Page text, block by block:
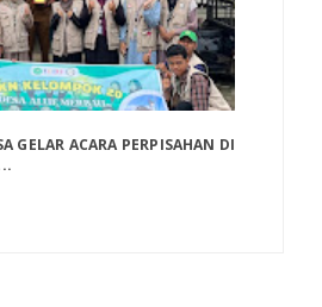
GELAR ACARA PERPISAHAN DI